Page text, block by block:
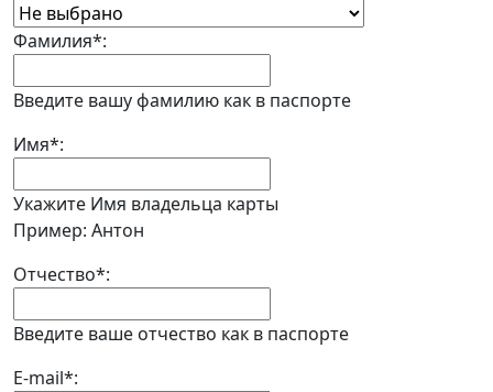
Фамилия*:
Введите вашу фамилию как в паспорте
Имя*:
Укажите Имя владельца карты
Пример: Антон
Отчество*:
Введите ваше отчество как в паспорте
E-mail*: